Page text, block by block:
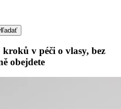
v péči o vlasy, bez
obejdete